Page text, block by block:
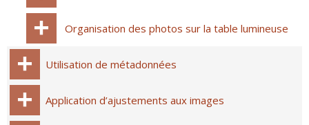
Organisation des photos sur la table lumineuse
Utilisation de métadonnées
Application d’ajustements aux images